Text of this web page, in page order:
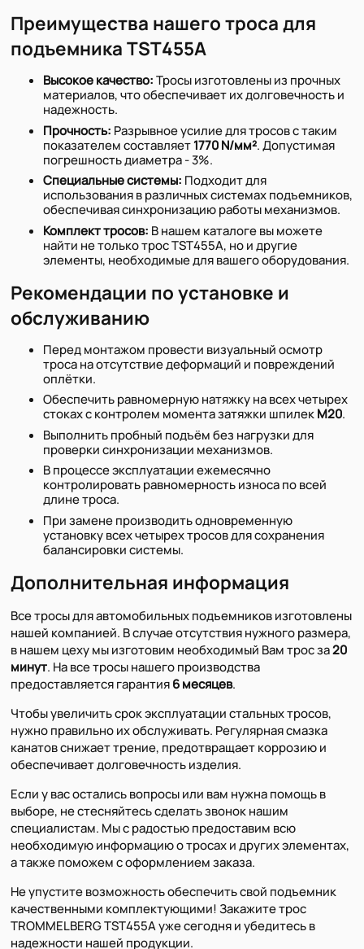
Преимущества нашего троса для
подъемника TST455А
Высокое качество:Тросы изготовлены из прочных
материалов, что обеспечивает их долговечность и
надежность.
Прочность: Разрывное усилие для тросов с таким
показателем составляет1770 N/мм². Допустимая
погрешность диаметра - 3%.
Специальные системы: Подходит для
использования в различных системах подъемников,
обеспечивая синхронизацию работы механизмов.
Комплект тросов: В нашем каталоге вы можете
найти не только трос TST455А, но и другие
элементы, необходимые для вашего оборудования.
Рекомендации по установке и
обслуживанию
Перед монтажом провести визуальный осмотр
троса на отсутствие деформаций и повреждений
оплётки.
Обеспечить равномерную натяжку на всех четырех
стоках с контролем момента затяжки шпилекМ20.
Выполнить пробный подъём без нагрузки для
проверки синхронизации механизмов.
В процессе эксплуатации ежемесячно
контролировать равномерность износа по всей
длине троса.
При замене производить одновременную
установку всех четырех тросов для сохранения
балансировки системы.
Дополнительная информация
Все тросы для автомобильных подъемников изготовлены
нашей компанией. В случае отсутствия нужного размера,
в нашем цеху мы изготовим необходимый Вам трос за20
минут. На все тросы нашего производства
предоставляется гарантия6 месяцев.
Чтобы увеличить срок эксплуатации стальных тросов,
нужно правильно их обслуживать. Регулярная смазка
канатов снижает трение, предотвращает коррозию и
обеспечивает долговечность изделия.
Если у вас остались вопросы или вам нужна помощь в
выборе, не стесняйтесь сделать звонок нашим
специалистам. Мы с радостью предоставим всю
необходимую информацию о тросах и других элементах,
а также поможем с оформлением заказа.
Не упустите возможность обеспечить свой подъемник
качественными комплектующими! Закажите трос
TROMMELBERG TST455А уже сегодня и убедитесь в
надежности нашей продукции.